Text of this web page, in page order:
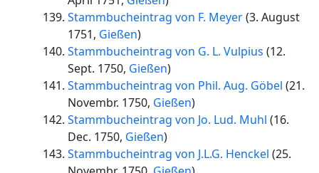
Stammbucheintrag von F. Meyer(3. August
1751, Gießen)
Stammbucheintrag von G. L. Vulpius (12.
Sept. 1750, Gießen)
Stammbucheintrag von Phil. Aug. Göbel (21.
Novembr. 1750, Gießen)
Stammbucheintrag von Jo. Lud. Muhl (16.
Dec. 1750, Gießen)
Stammbucheintrag von J.L.G. Henckel (25.